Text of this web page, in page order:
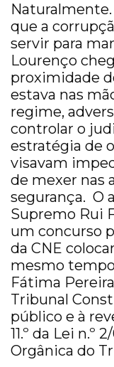
Naturalmente.
que a
servir para
Lourenço
proximidade
estava nas
regime,
controlar o
estratégia de
visavam
de mexer nas
segurança. O
Supremo Rui
um concurso
da CNE
mesmo
Fátima
Tribunal
público e à
11.º da Lei n.º
Orgânica do